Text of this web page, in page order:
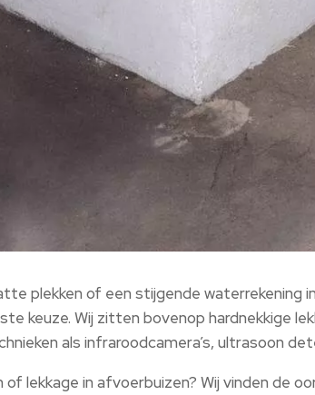
plekken of een stijgende
keuze. Wij zitten bovenop hardnekkige
als infraroodcamera’s, ultrasoon
of lekkage in afvoerbuizen? Wij vinden de